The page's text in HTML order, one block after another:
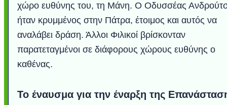
χώρο ευθύνης του, τη Μάνη. Ο Οδυσσέας
ήταν κρυμμένος στην Πάτρα, έτοιμος και αυτός να
αναλάβει δράση. Άλλοι Φιλικοί βρίσκονταν
παρατεταγμένοι σε διάφορους χώρους ευθύνης ο
καθένας.
Το έναυσμα για την έναρξη της